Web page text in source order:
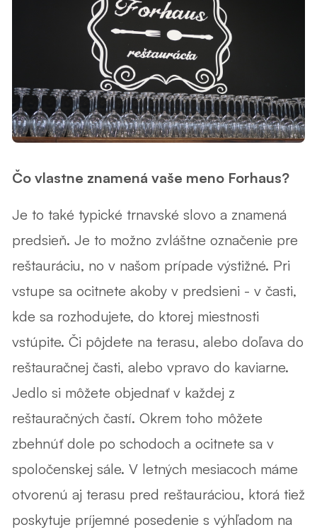
Čo vlastne znamená vaše meno Forhaus?
Je to také typické trnavské slovo a znamená
predsieň. Je to možno zvláštne označenie pre
reštauráciu, no v našom prípade výstižné. Pri
vstupe sa ocitnete akoby v predsieni - v časti,
kde sa rozhodujete, do ktorej miestnosti
vstúpite. Či pôjdete na terasu, alebo doľava do
reštauračnej časti, alebo vpravo do kaviarne.
Jedlo si môžete objednať v každej z
reštauračných častí. Okrem toho môžete
zbehnúť dole po schodoch a ocitnete sa v
spoločenskej sále. V letných mesiacoch máme
otvorenú aj terasu pred reštauráciou, ktorá tiež
poskytuje príjemné posedenie s výhľadom na